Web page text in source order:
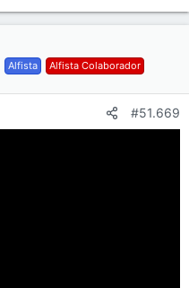
Alfista Alfista Colaborador
#51.669